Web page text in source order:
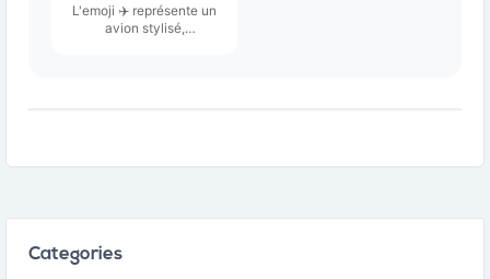
L'emoji ✈️ représente un
avion stylisé,
Categories